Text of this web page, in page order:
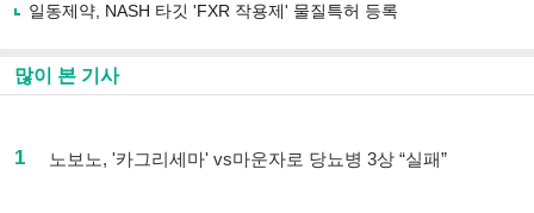
일동제약, NASH 타깃 'FXR 작용제' 물질특허 등록
많이 본 기사
1 노보노, '카그리세마' vs마운자로 당뇨병 3상 “실패”